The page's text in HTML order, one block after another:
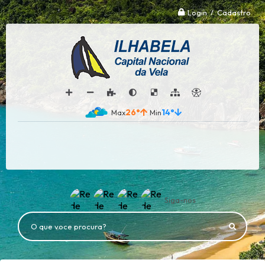
Login / Cadastro
26° 14°
Siga-nos
O que voce procura?